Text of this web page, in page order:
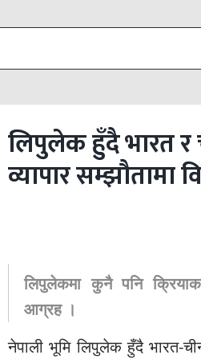
लिपुलेक हुँदै भारत र
व्यापार सम्झौतामा
लिपुलेकमा कुनै पनि
आग्रह ।
नेपाली भूमि लिपुलेक हुँदै भारत-